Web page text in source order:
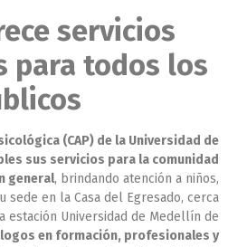
servicios
para todos los
(CAP) de la Universidad de
sus servicios para la comunidad
general, brindando atención a niños,
sede en la Casa del Egresado, cerca
estación Universidad de Medellín de
en formación, profesionales y